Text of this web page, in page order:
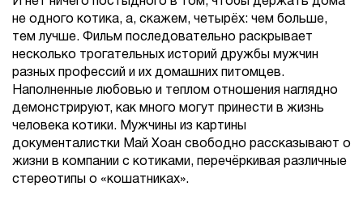
не одного котика, а, скажем, четырёх: чем больше,
тем лучше. Фильм последовательно раскрывает
несколько трогательных историй дружбы мужчин
разных профессий и их домашних питомцев.
Наполненные любовью и теплом отношения наглядно
демонстрируют, как много могут принести в жизнь
человека котики. Мужчины из картины
документалистки Май Хоан свободно рассказывают о
жизни в компании с котиками, перечёркивая различные
стереотипы о «кошатниках».